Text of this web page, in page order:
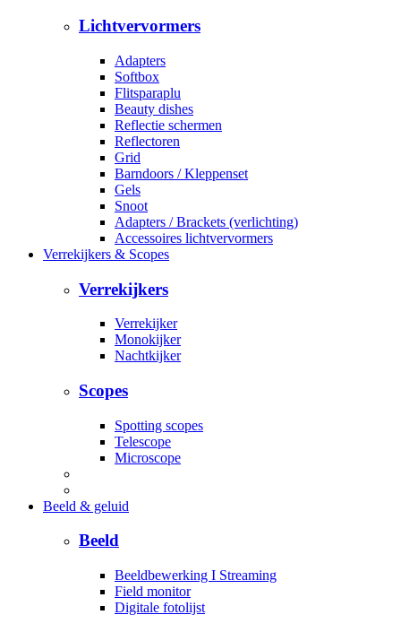
Lichtvervormers
Adapters
Softbox
Flitsparaplu
Beauty dishes
Reflectie schermen
Reflectoren
Grid
Barndoors / Kleppenset
Gels
Snoot
Adapters / Brackets (verlichting)
Accessoires lichtvervormers
Verrekijkers & Scopes
Verrekijkers
Verrekijker
Monokijker
Nachtkijker
Scopes
Spotting scopes
Telescope
Microscope
Beeld & geluid
Beeld
Beeldbewerking I Streaming
Field monitor
Digitale fotolijst